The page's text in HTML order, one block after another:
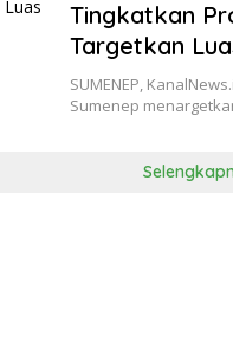
Tingkatkan
Targetkan
SUMENEP,
Sumenep